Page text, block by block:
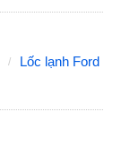
Lốc lạnh Ford